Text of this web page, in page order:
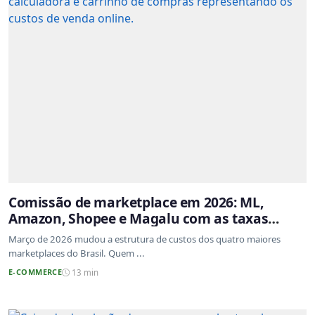
Comissão de marketplace em 2026: ML,
Amazon, Shopee e Magalu com as taxas
atualizadas
Março de 2026 mudou a estrutura de custos dos quatro maiores
marketplaces do Brasil. Quem ...
E-COMMERCE 13 min